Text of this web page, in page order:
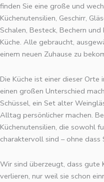
finden Sie eine große und
Küchenutensilien, Geschirr,
Schalen, Besteck, Bechern
Küche. Alle gebraucht,
einem neuen Zuhause zu
Die Küche ist einer dieser Orte
einen großen Unterschied
Schüssel, ein Set alter
Alltag persönlicher machen.
Küchenutensilien, die sowohl
charaktervoll sind – ohne dass
Wir sind überzeugt, dass gute
verlieren, nur weil sie schon